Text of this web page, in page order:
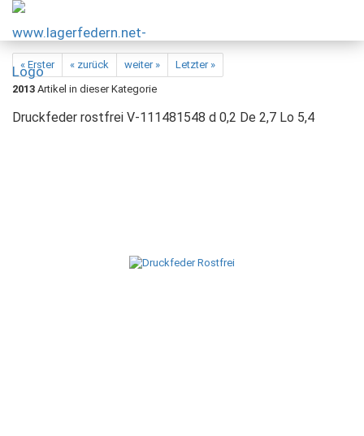
« Erster « zurück weiter »
Letzter »
2013 Artikel in dieser Kategorie
Druckfeder rostfrei V-111481548 d 0,2 De 2,7 Lo 5,4